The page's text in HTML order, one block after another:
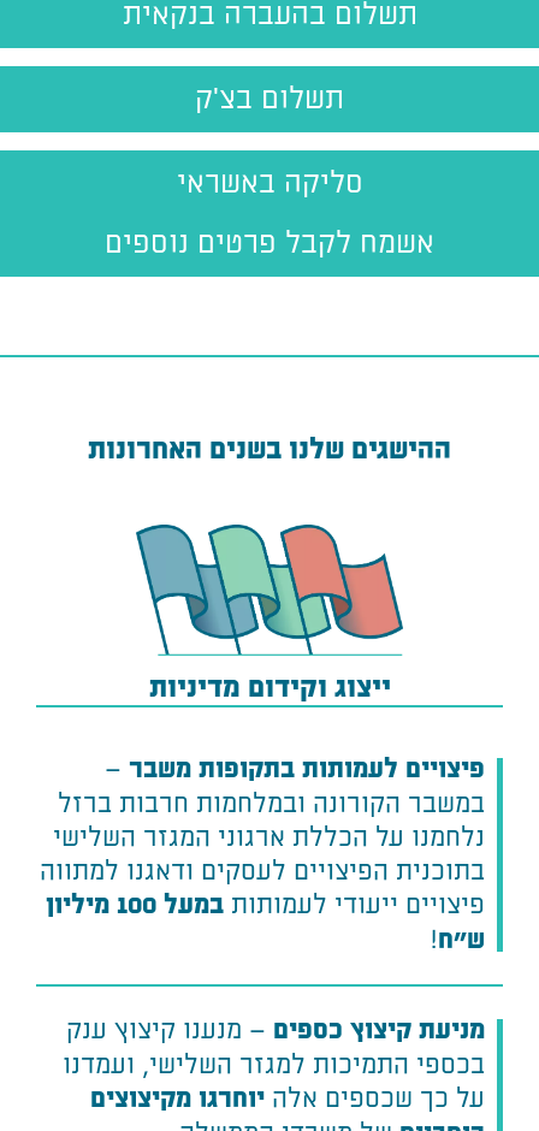
תשלום בהעברה בנקאית
תשלום בצ'ק
סליקה באשראי
אשמח לקבל פרטים נוספים
ההישגים שלנו בשנים האחרונות
ייצוג וקידום מדיניות
פיצויים לעמותות בתקופות משבר –
במשבר הקורונה ובמלחמות חרבות ברזל
נלחמנו על הכללת ארגוני המגזר השלישי
בתוכנית הפיצויים לעסקים ודאגנו למתווה
פיצויים ייעודי לעמותות
במעל 100 מיליון
ש"ח !
מניעת קיצוץ כספים – מנענו קיצוץ ענק
בכספי התמיכות למגזר השלישי, ועמדנו
על כך שכספים אלה יוחרגו מקיצוצים